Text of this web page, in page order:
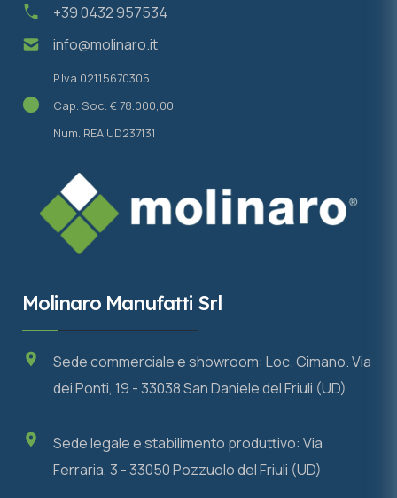
+39 0432 957534
info@molinaro.it
P.Iva 02115670305
Cap. Soc. € 78.000,00
Num. REA UD237131
Molinaro Manufatti Srl
Sede commerciale e showroom: Loc. Cimano. Via
dei Ponti, 19 - 33038 San Daniele del Friuli (UD)
Sede legale e stabilimento produttivo: Via
Ferraria, 3 - 33050 Pozzuolo del Friuli (UD)